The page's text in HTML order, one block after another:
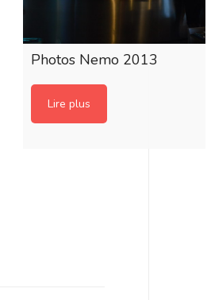
Photos Nemo 2013
Lire plus